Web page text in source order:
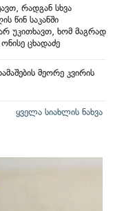
რადგან სხვა
წინ საკანში
არ უკითხავთ, ხომ მაგრად
ცხადაძე
მეორე კვირის
ყველა სიახლის ნახვა